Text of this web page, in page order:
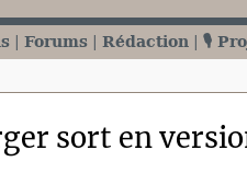
Forums Rédaction 🎙️
sort en